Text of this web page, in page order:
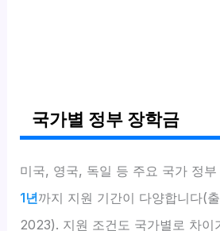
국가별 정부 장학금
미국, 영국, 독일 등 주요 국가 정부
1년까지 지원 기간이 다양합니다(
2023). 지원 조건도 국가별로 차이